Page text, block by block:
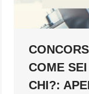
COME
CHI?: